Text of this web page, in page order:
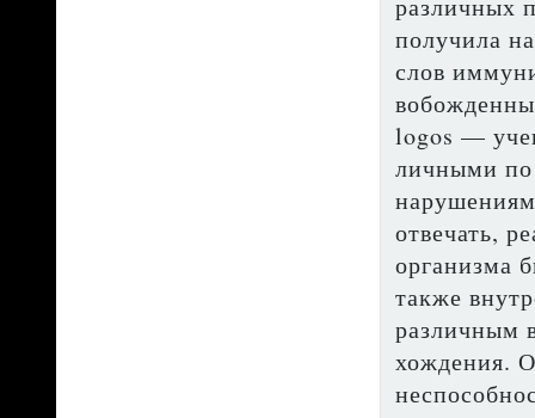
различных
получила
слов
logos —
личными по
отвечать,
организма
так­же
различным
хождения.